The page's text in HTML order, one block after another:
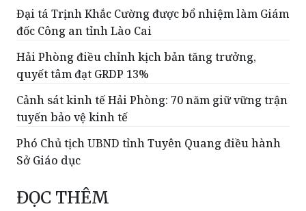
Đại tá Trịnh Khắc Cường được bổ nhiệm làm Giám
đốc Công an tỉnh Lào Cai
Hải Phòng điều chỉnh kịch bản tăng trưởng,
quyết tâm đạt GRDP 13%
Cảnh sát kinh tế Hải Phòng: 70 năm giữ vững trận
tuyến bảo vệ kinh tế
Phó Chủ tịch UBND tỉnh Tuyên Quang điều hành
Sở Giáo dục
ĐỌC THÊM